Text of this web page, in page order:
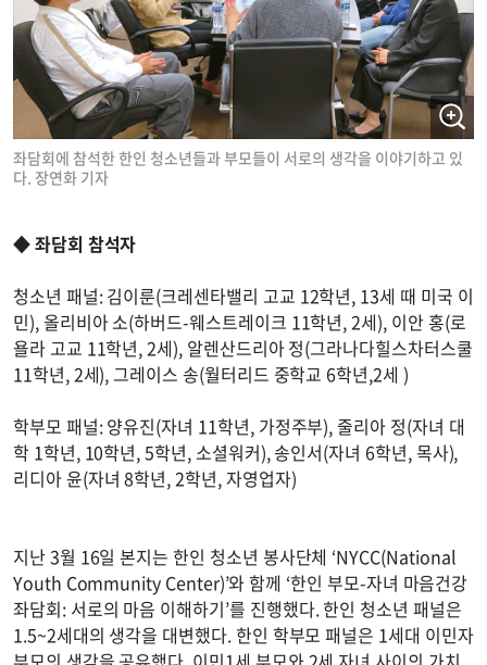
좌담회에 참석한 한인 청소년들과 부모들이 서로의 생각을 이야기하고 있
다. 장연화 기자
◆좌담회 참석자
청소년 패널: 김이룬(크레센타밸리 고교 12학년, 13세 때 미국 이
민), 올리비아 소(하버드-웨스트레이크 11학년, 2세), 이안 홍(로
욜라 고교 11학년, 2세), 알렌산드리아 정(그라나다힐스차터스쿨
11학년, 2세), 그레이스 송(월터리드 중학교 6학년,2세 )
학부모 패널: 양유진(자녀 11학년, 가정주부), 줄리아 정(자녀 대
학 1학년, 10학년, 5학년, 소셜워커), 송인서(자녀 6학년, 목사),
리디아 윤(자녀 8학년, 2학년, 자영업자)
지난 3월 16일 본지는 한인 청소년 봉사단체 ‘NYCC(National
Youth Community Center)’와 함께 ‘한인 부모-자녀 마음건강
좌담회: 서로의 마음 이해하기’를 진행했다. 한인 청소년 패널은
1.5~2세대의 생각을 대변했다. 한인 학부모 패널은 1세대 이민자